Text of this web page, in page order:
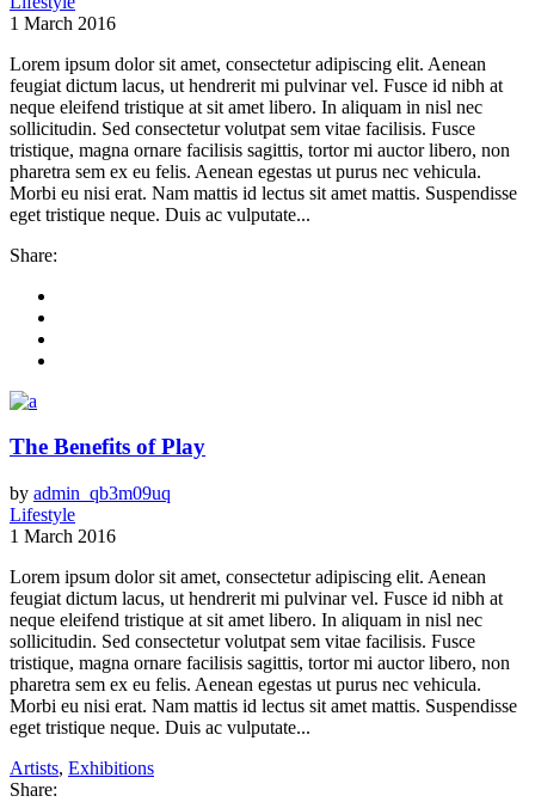
1 March 2016
Lorem ipsum dolor sit amet, consectetur adipiscing elit. Aenean
feugiat dictum lacus, ut hendrerit mi pulvinar vel. Fusce id nibh at
neque eleifend tristique at sit amet libero. In aliquam in nisl nec
sollicitudin. Sed consectetur volutpat sem vitae facilisis. Fusce
tristique, magna ornare facilisis sagittis, tortor mi auctor libero, non
pharetra sem ex eu felis. Aenean egestas ut purus nec vehicula.
Morbi eu nisi erat. Nam mattis id lectus sit amet mattis. Suspendisse
eget tristique neque. Duis ac vulputate...
Share:
The Benefits of Play
by admin_qb3m09uq
Lifestyle
1 March 2016
Lorem ipsum dolor sit amet, consectetur adipiscing elit. Aenean
feugiat dictum lacus, ut hendrerit mi pulvinar vel. Fusce id nibh at
neque eleifend tristique at sit amet libero. In aliquam in nisl nec
sollicitudin. Sed consectetur volutpat sem vitae facilisis. Fusce
tristique, magna ornare facilisis sagittis, tortor mi auctor libero, non
pharetra sem ex eu felis. Aenean egestas ut purus nec vehicula.
Morbi eu nisi erat. Nam mattis id lectus sit amet mattis. Suspendisse
eget tristique neque. Duis ac vulputate...
Artists, Exhibitions
Share: